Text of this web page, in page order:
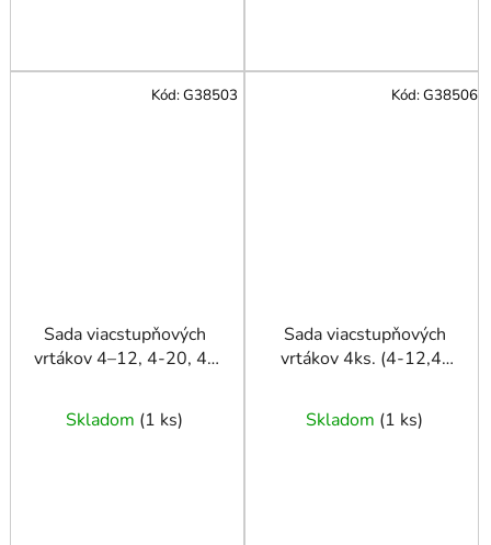
Sada viacstupňových
vrtákov 4–12, 4-20, 4-
Skladom (1 ks)
Kód:G38503
Sada viacstupňových
vrtákov 4ks. (4-12,4-
Skladom (1 ks)
Kód:G38506